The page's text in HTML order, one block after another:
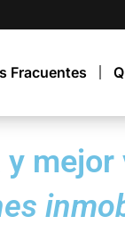
Fracuentes
mejor